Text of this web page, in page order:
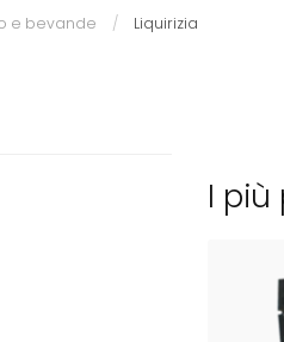
e bevande / Liquirizia
I più